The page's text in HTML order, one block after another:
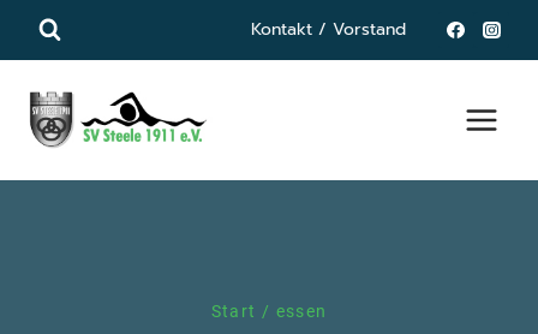
Inhalt
Kontakt / Vorstand
Start / essen